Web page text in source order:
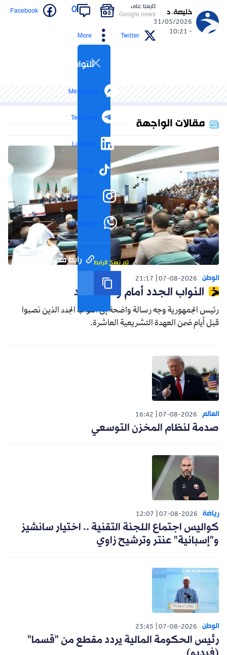
خليصة. د
31/05/2026
- 10:21
تابعنا على
Google news
0
Facebook
Twitter
More
التواصل الاجتماعي
Messenger
Telegram
LinkedIn
TikTok
Instagram
WhatsApp
رابط مختصر تم نسخ الرابط
مقالات الواجهة
الوطن 07-08-2026
21:17
النواب الجدد أمام واقع جديد
رئيس الجمهورية وجه رسالة واضحة إلى النواب الجدد الذين نصبوا
قبل أيام ضمن العهدة التشريعية العاشرة.
العالم 07-08-2026
16:42
صدمة لنظام المخزن التوسعي
رياضة 07-08-2026
12:07
كواليس اجتماع اللجنة التقنية .. اختيار سانشيز
و"إسبانية" عنتر وترشيح زاوي
الوطن 07-08-2026
23:45
رئيس الحكومة المالية يردد مقطع من "قسما"